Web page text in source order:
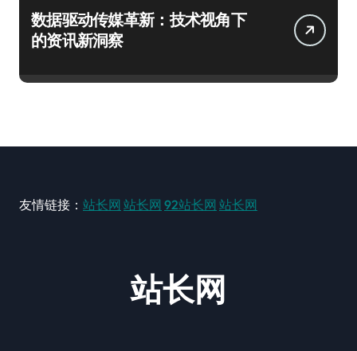
数据驱动传媒革新：技术视角下
的资讯新洞察
友情链接： 站长网 站长网 92站长网 站长网
站长网